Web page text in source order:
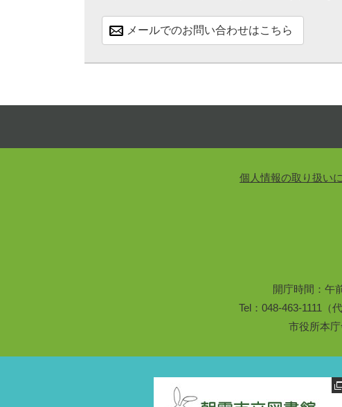
メールでのお問い合わせはこちら
個人情報の取り扱い
開庁時間：午
Tel：048-463-1111
市役所本